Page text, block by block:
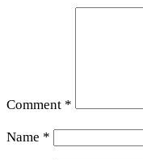
Comment *
Name *